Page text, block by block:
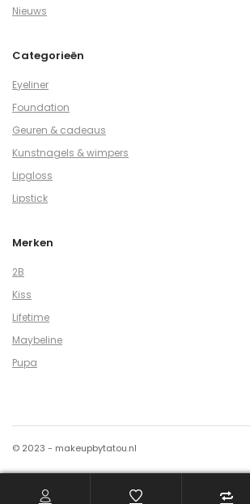
Nieuws
Categorieën
Eyeliner
Foundation
Geuren & cadeaus
Kunstnagels & wimpers
Lipgloss
Lipstick
Merken
2B
Kiss
Lifetime
Maybeline
Pupa
© 2023 - makeupbytatou.nl